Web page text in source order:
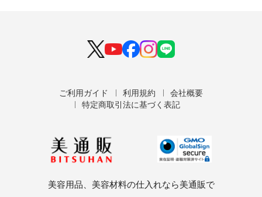
ご利用ガイド 利用規約
会社概要
特定商取引法に基づく表記
美容用品、美容材料の仕入れなら美通販で